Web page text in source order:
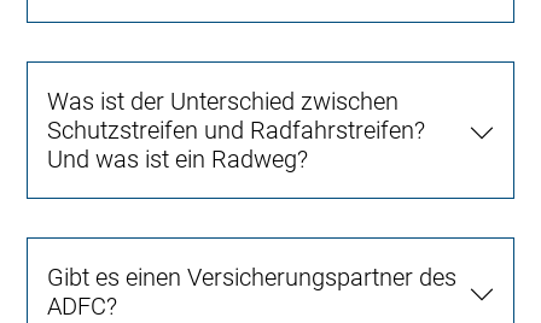
Was ist der Unterschied zwischen
Schutzstreifen und Radfahrstreifen?
Und was ist ein Radweg?
Gibt es einen Versicherungspartner des
ADFC?